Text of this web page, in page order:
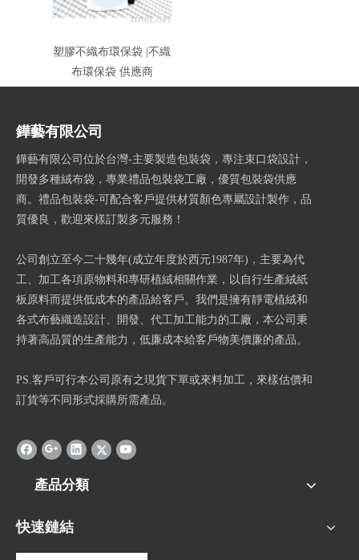
塑膠不織布環保袋 |不織
布環保袋 供應商
鏵藝有限公司
鏵藝有限公司位於台灣-主要製造包裝袋，專注束口袋設計，
開發多種絨布袋，專業禮品包裝袋工廠，優質包裝袋供應
商。禮品包裝袋-可配合客戶提供材質顏色專屬設計製作，品
質優良，歡迎來樣訂製多元服務！
公司創立至今二十幾年(成立年度於西元1987年)，主要為代
工、加工各項原物料和專研植絨相關作業，以自行生產絨紙
板原料而提供低成本的產品給客戶。我們是擁有靜電植絨和
各式布藝織造設計、開發、代工加工能力的工廠，本公司秉
持著高品質的生產能力，低廉成本給客戶物美價廉的產品。
PS.客戶可行本公司原有之現貨下單或來料加工，來樣估價和
訂貨等不同形式採購所需產品。
產品分類
快速鏈結